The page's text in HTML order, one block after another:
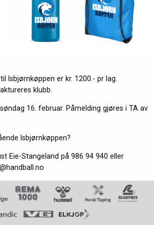
Isbjørnkøppen er kr. 1200.- pr lag.
klubb.
16. februar. Påmelding gjøres i TA av
Isbjørnkøppen?
Eie-Stangeland på 986 94 940 eller